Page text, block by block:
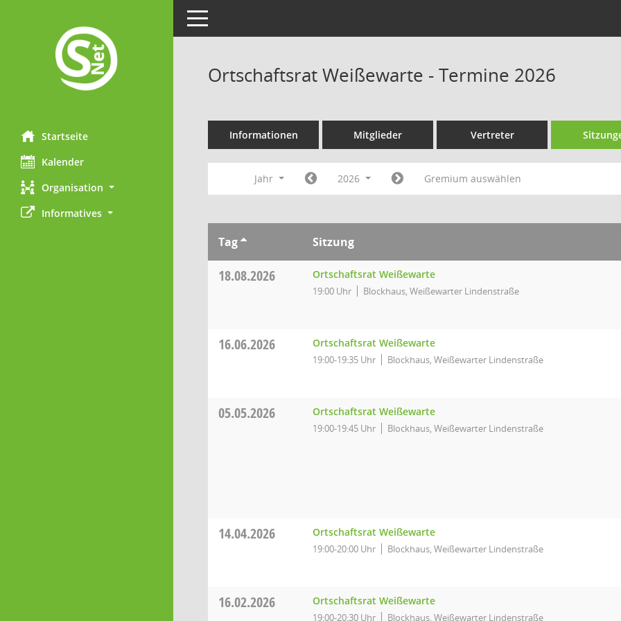
Startseite
Kalender
Organisation
Informatives
Toggle navigation
Ortschaftsrat Weißewarte - Termine 2026
Informationen Mitglieder Vertreter
Jahr 2026 Gremium auswählen
Tag Sitzung
18.08.2026 Ortschaftsrat Weißewarte
19:00 Uhr Blockhaus, Weißewarter Lindenstraße
16.06.2026 Ortschaftsrat Weißewarte
19:00-19:35 Uhr Blockhaus, Weißewarter Lindenstraße
05.05.2026 Ortschaftsrat Weißewarte
19:00-19:45 Uhr Blockhaus, Weißewarter Lindenstraße
14.04.2026 Ortschaftsrat Weißewarte
19:00-20:00 Uhr Blockhaus, Weißewarter Lindenstraße
16.02.2026 Ortschaftsrat Weißewarte
19:00-20:30 Uhr Blockhaus, Weißewarter Lindenstraße